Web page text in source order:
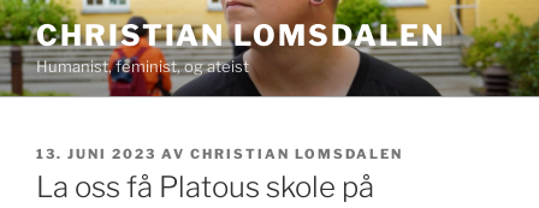
Gå
til
innhold
CHRISTIAN LOMSDALEN
Humanist, feminist, og ateist
PUBLISERT
13. JUNI 2023 AV CHRISTIAN LOMSDALEN
La oss få Platous skole på